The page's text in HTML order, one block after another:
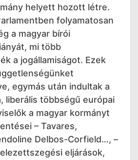
helyett hozott létre.
folyamatosan
a magyar bírói
mi több
a jogállamiságot. Ezek
egymás után indultak a
liberális többségű európai
a magyar kormányt
– Tavares,
Delbos-Corfield…, –
eljárások,